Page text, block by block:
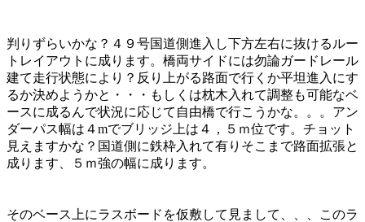
判りずらいかな？４９号国道側進入し下方左右に抜けるルー
トレイアウトに成ります。橋両サイドには勿論ガードレール
建て走行状態により？反り上がる路面で行くか平坦進入にす
るか決めようかと・・・もしくは枕木入れて調整も可能なベ
ースに成るんで状況に応じて自由橋で行こうかな。。。アン
ダーパス幅は４mでブリッジ上は４，５ｍ位です。チョット
見えますかな？国道側に鉄枠入れて有りそこまで路面拡張と
成ります、５ｍ強の幅に成ります。
そのベース上にラスボードを仮敷して見まして、、、このラ